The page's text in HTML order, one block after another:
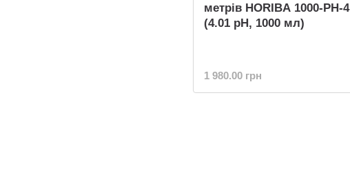
метрів HORIBA 1000-PH-4
(4.01 pH, 1000 мл)
1 980.00 грн